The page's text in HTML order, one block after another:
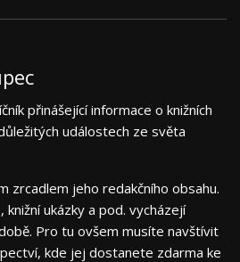
přinášející informace o knižních
událostech ze světa
zrcadlem jeho redakčního obsahu.
ukázky a pod. vycházejí
Pro tu ovšem musíte navštívit
kde jej dostanete zdarma ke